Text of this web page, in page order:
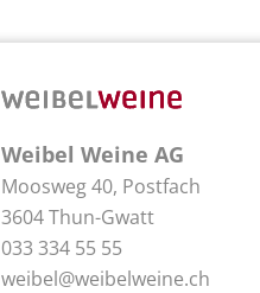
Weibel Weine AG
Moosweg 40, Postfach
3604 Thun-Gwatt
033 334 55 55
weibel@weibelweine.ch